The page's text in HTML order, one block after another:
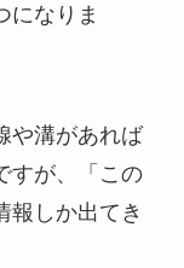
になりま
や溝があれば
すが、「この
報しか出てき